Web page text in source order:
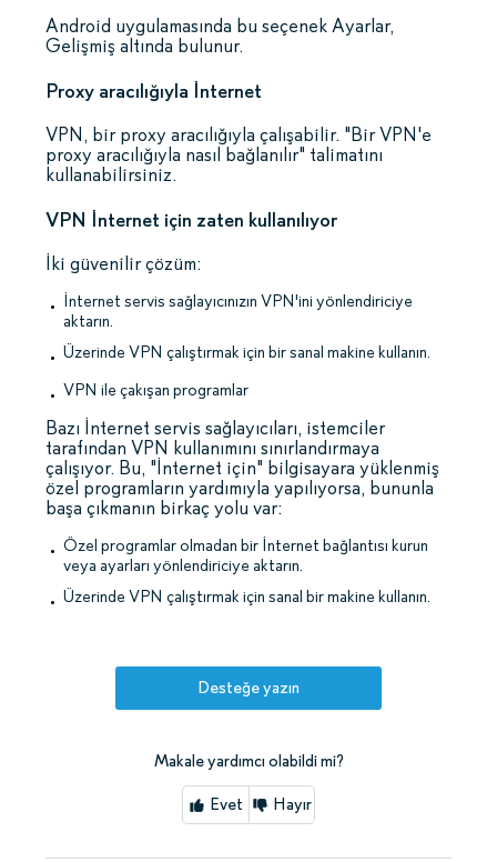
Android uygulamasında bu seçenek Ayarlar,
Gelişmiş altında bulunur.
Proxy aracılığıyla İnternet
VPN, bir proxy aracılığıyla çalışabilir. "Bir VPN'e
proxy aracılığıyla nasıl bağlanılır" talimatını
kullanabilirsiniz.
VPN İnternet için zaten kullanılıyor
İki güvenilir çözüm:
İnternet servis sağlayıcınızın VPN'ini yönlendiriciye
aktarın.
Üzerinde VPN çalıştırmak için bir sanal makine kullanın.
VPN ile çakışan programlar
Bazı İnternet servis sağlayıcıları, istemciler
tarafından VPN kullanımını sınırlandırmaya
çalışıyor. Bu, "İnternet için" bilgisayara yüklenmiş
özel programların yardımıyla yapılıyorsa, bununla
başa çıkmanın birkaç yolu var:
Özel programlar olmadan bir İnternet bağlantısı kurun
veya ayarları yönlendiriciye aktarın.
Üzerinde VPN çalıştırmak için sanal bir makine kullanın.
Desteğe yazın
Makale yardımcı olabildi mi?
Evet Hayır